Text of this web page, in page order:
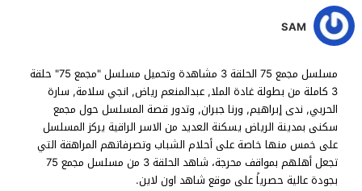
SAM
مسلسل مجمع 75 الحلقة 3 مشاهدة وتحميل مسلسل "مجمع 75" حلقة
3 كاملة من بطولة غادة الملا, عبدالمنعم رياض, انجي سلامة, سارة
الحربي, ندى إبراهيم, ورنا جبران, وتدور قصة المسلسل حول مجمع
سكنى بمدينة الرياض يسكنة العديد من الاسر الراقية يركز المسلسل
على خمس منها خاصة على أحلام الشباب وتصرفاتهم المراهقة التي
تجعل أهلهم بمواقف محرجة، شاهد الحلقة 3 من مسلسل مجمع 75
بجودة عالية حصرياً على موقع شاهد اون لاين.